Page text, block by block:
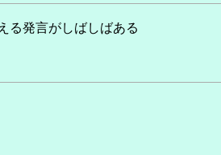
る発言がしばしばある